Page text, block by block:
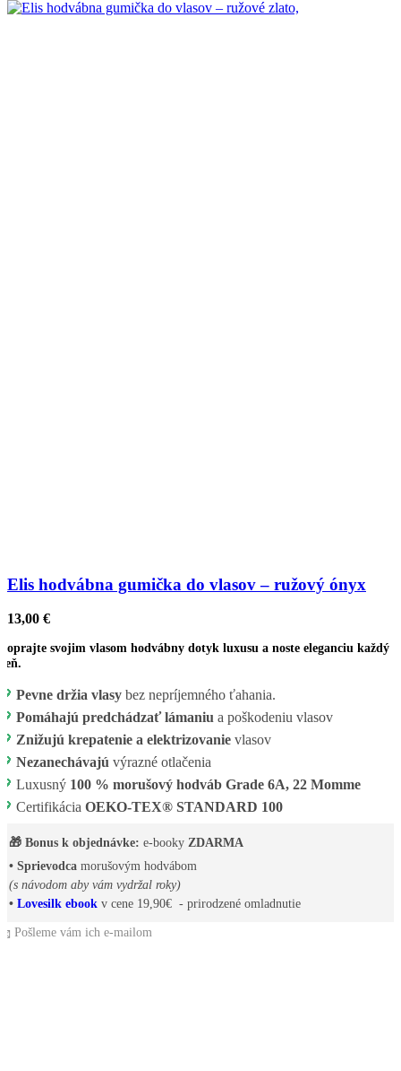
Elis hodvábna gumička do vlasov – ružový ónyx
13,00 €
svojim vlasom hodvábny dotyk luxusu a noste eleganciu každý
Pevne držia vlasy bez nepríjemného ťahania.
Pomáhajú predchádzať lámaniu a poškodeniu vlasov
Znižujú krepatenie a elektrizovanie vlasov
Nezanechávajú výrazné otlačenia
Luxusný 100 % morušový hodváb Grade 6A, 22 Momme
Certifikácia OEKO-TEX® STANDARD 100
🎁 Bonus k objednávke: e-booky ZDARMA
• Sprievodca morušovým hodvábom
(s návodom aby vám vydržal roky)
• Lovesilk ebook v cene 19,90€ - prirodzené omladnutie
Pošleme vám ich e-mailom